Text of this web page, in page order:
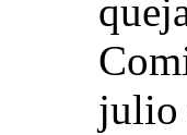
julio